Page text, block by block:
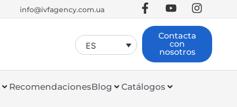
info@ivfagency.com.ua
ES
Contacta
con
nosotros
RecomendacionesBlog Catálogos